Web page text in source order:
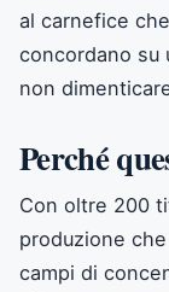
al carnefice
concordano su
non
Perché
Con oltre 200
produzione
campi di